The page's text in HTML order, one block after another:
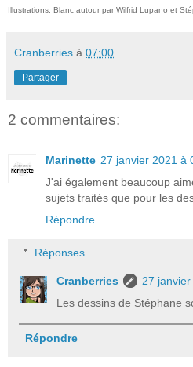
Illustrations: Blanc autour par Wilfrid Lupano et
Cranberries à 07:00
Partager
2 commentaires:
Marinette 27 janvier 2021 à
J'ai également beaucoup
sujets traités que pour les
Répondre
Réponses
Cranberries
27
Les dessins de Stéphane
Répondre